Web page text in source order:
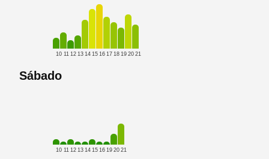
10 11 12 13 14 15 16 17 18 19 20 21
Sábado
10 11 12 13 14 15 16 19 20 21